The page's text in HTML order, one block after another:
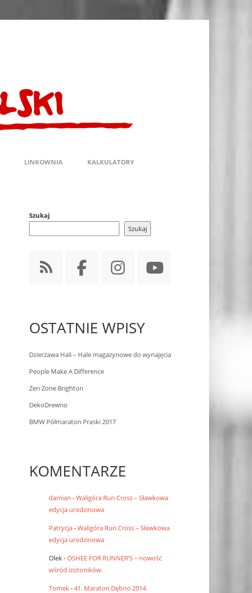
LINKOWNIA KALKULATORY
Szukaj
Szukaj
OSTATNIE WPISY
Dzierżawa Hali – Hale magazynowe do wynajęcia
People Make A Difference
Zen Zone Brighton
DekoDrewno
BMW Półmaraton Praski 2017
KOMENTARZE
damian -Waligóra Run Cross – Sławkowa
edycja urodzinowa
Patrycja-Waligóra Run Cross – Sławkowa
edycja urodzinowa
Olek-OSHEE FOR RUNNER’S – nowość
wśród izotoników.
Tomek-41. Maraton Dębno 2014